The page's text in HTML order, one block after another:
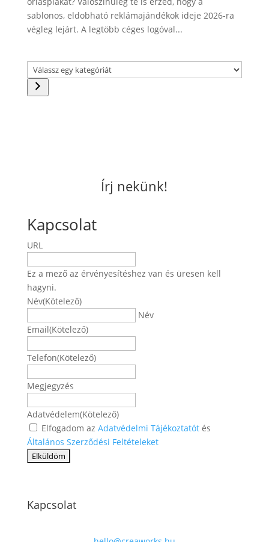
sablonos, eldobható reklámajándékok ideje 2026-ra
végleg lejárt. A legtöbb céges logóval...
Válassz
egy
kategóriát
Írj nekünk!
Kapcsolat
URL
Ez a mező az érvényesítéshez van és üresen kell
hagyni.
Név(Kötelező)
Név
Email(Kötelező)
Telefon(Kötelező)
Megjegyzés
Adatvédelem(Kötelező)
Elfogadom az Adatvédelmi Tájékoztatótés
Általános Szerződési Feltételeket
Kapcsolat